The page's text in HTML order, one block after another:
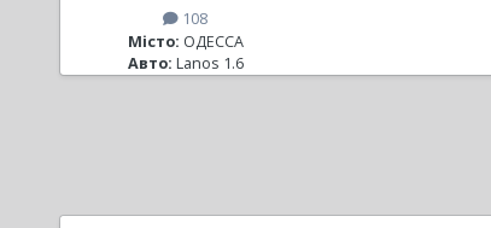
108
Місто: ОДЕССА
Авто: Lanos 1.6